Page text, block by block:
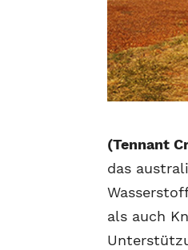
(Tennant
das
als auch